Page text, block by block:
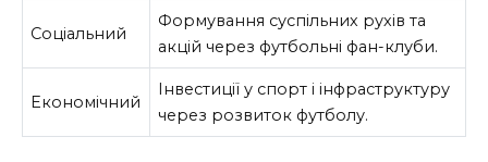
Соціальний
Формування суспільних рухів та
акцій через футбольні фан-клуби.
Економічний
Інвестиції у спорт і інфраструктуру
через розвиток футболу.